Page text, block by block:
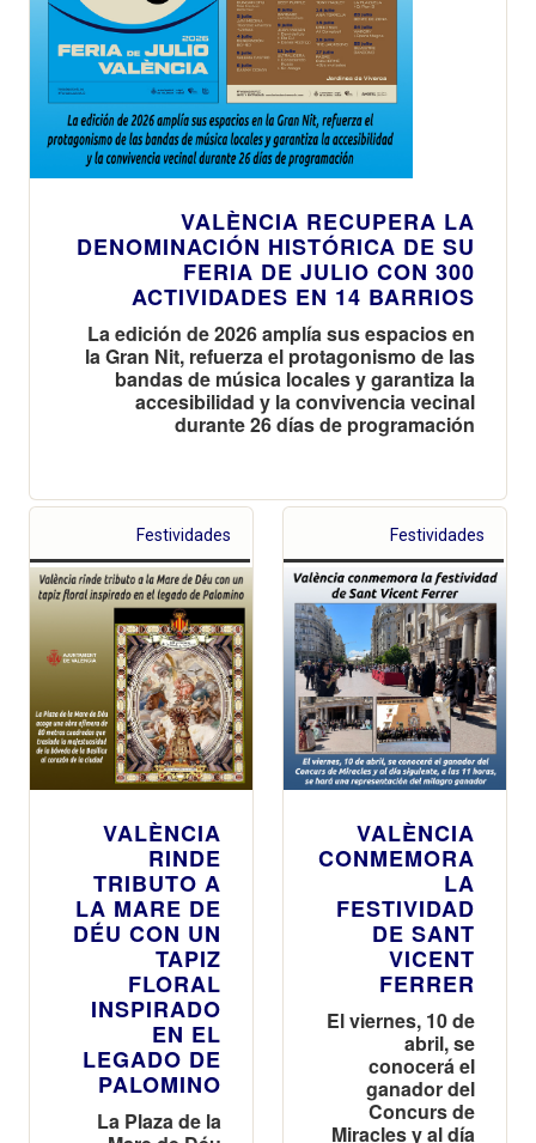
VALÈNCIA RECUPERA LA
DENOMINACIÓN HISTÓRICA DE SU
FERIA DE JULIO CON 300
ACTIVIDADES EN 14 BARRIOS
La edición de 2026 amplía sus espacios en
la Gran Nit, refuerza el protagonismo de las
bandas de música locales y garantiza la
accesibilidad y la convivencia vecinal
durante 26 días de programación
Festividades
VALÈNCIA
RINDE
TRIBUTO A
LA MARE DE
DÉU CON UN
TAPIZ
FLORAL
INSPIRADO
EN EL
LEGADO DE
PALOMINO
La Plaza de la
Festividades
VALÈNCIA
CONMEMORA
LA
FESTIVIDAD
DE SANT
VICENT
FERRER
El viernes, 10 de
abril, se
conocerá el
ganador del
Concurs de
Miracles y al día